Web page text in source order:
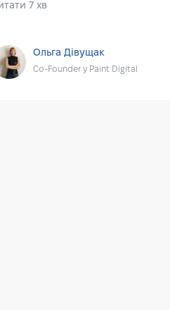
7 хв
Ольга Дівущак
Co-Founder у Paint Digital